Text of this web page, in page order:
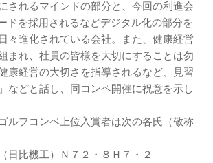
されるマインドの部分と、今回の利進会
ドを採用されるなどデジタル化の部分を
々進化されている会社。また、健康経営
まれ、社員の皆様を大切にすることは勿
康経営の大切さを指導されるなど、見習
などと話し、同コンペ開催に祝意を示し
ルフコンペ上位入賞者は次の各氏（敬称
日比機工）Ｎ７２・８Ｈ７・２